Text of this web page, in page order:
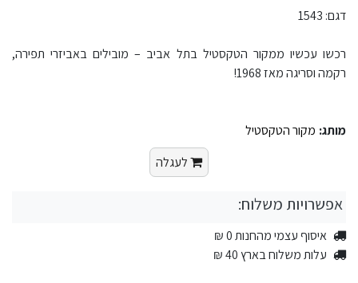
דגם: 1543
רכשו עכשיו ממקור הטקסטיל בתל אביב – מובילים באביזרי תפירה,
רקמה וסריגה מאז 1968!
מותג: מקור הטקסטיל
לעגלה
אפשרויות משלוח:
איסוף עצמי מהחנות 0 ₪
עלות משלוח בארץ 40 ₪